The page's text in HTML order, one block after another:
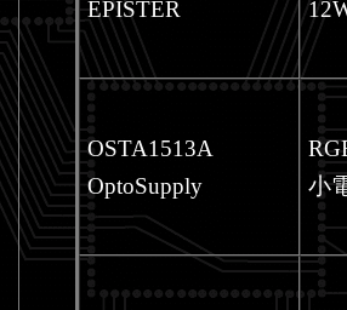
EPISTER
OSTA1513A
OptoSupply
小